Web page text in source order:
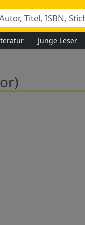
Junge Leser